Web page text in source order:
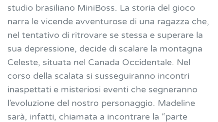
studio brasiliano MiniBoss. La storia del gioco
narra le vicende avventurose di una ragazza che,
nel tentativo di ritrovare se stessa e superare la
sua depressione, decide di scalare la montagna
Celeste, situata nel Canada Occidentale. Nel
corso della scalata si susseguiranno incontri
inaspettati e misteriosi eventi che segneranno
l’evoluzione del nostro personaggio. Madeline
sarà, infatti, chiamata a incontrare la “parte